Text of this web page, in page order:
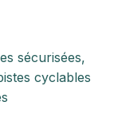
sécurisées,
cyclables